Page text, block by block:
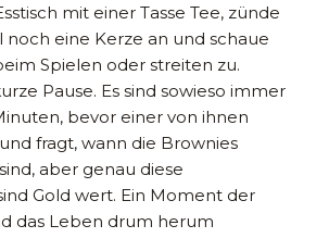
mit einer Tasse Tee, zünde
noch eine Kerze an und schaue
Spielen oder streiten zu.
Pause. Es sind sowieso immer
bevor einer von ihnen
fragt, wann die Brownies
aber genau diese
Gold wert. Ein Moment der
das Leben drum herum